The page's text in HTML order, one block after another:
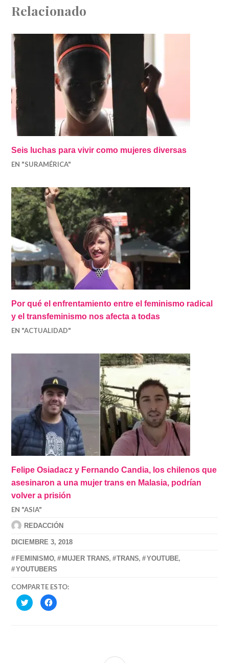
Relacionado
Seis luchas para vivir como mujeres diversas
EN "SURAMÉRICA"
Por qué el enfrentamiento entre el feminismo radical
y el transfeminismo nos afecta a todas
EN "ACTUALIDAD"
Felipe Osiadacz y Fernando Candia, los chilenos que
asesinaron a una mujer trans en Malasia, podrían
volver a prisión
EN "ASIA"
REDACCIÓN
DICIEMBRE 3, 2018
FEMINISMO, MUJER TRANS, TRANS, YOUTUBE,
YOUTUBERS
COMPARTE ESTO:
HAZ
CLIC
PARA
HAZ
CLIC